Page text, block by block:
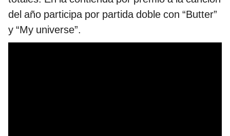
del año participa por partida doble con “Butter”
y “My universe”.